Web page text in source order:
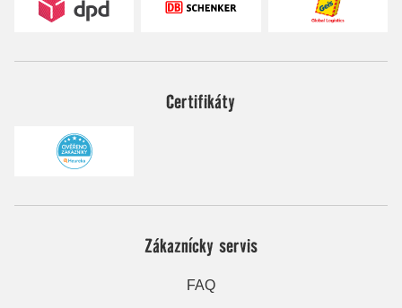
Certifikáty
Zákaznícky servis
FAQ